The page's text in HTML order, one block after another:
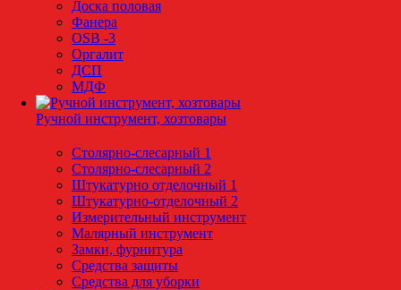
Доска половая
Фанера
OSB -3
Оргалит
ДСП
МДФ
Ручной инструмент, хозтовары
Столярно-слесарный 1
Столярно-слесарный 2
Штукатурно отделочный 1
Штукатурно-отделочный 2
Измерительный инструмент
Малярный инструмент
Замки, фурнитура
Средства защиты
Средства для уборки